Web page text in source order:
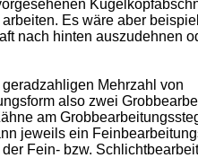
Es wäre aber
nach hinten auszudehnen
Mehrzahl von
also zwei
am
jeweils ein
Fein- bzw.